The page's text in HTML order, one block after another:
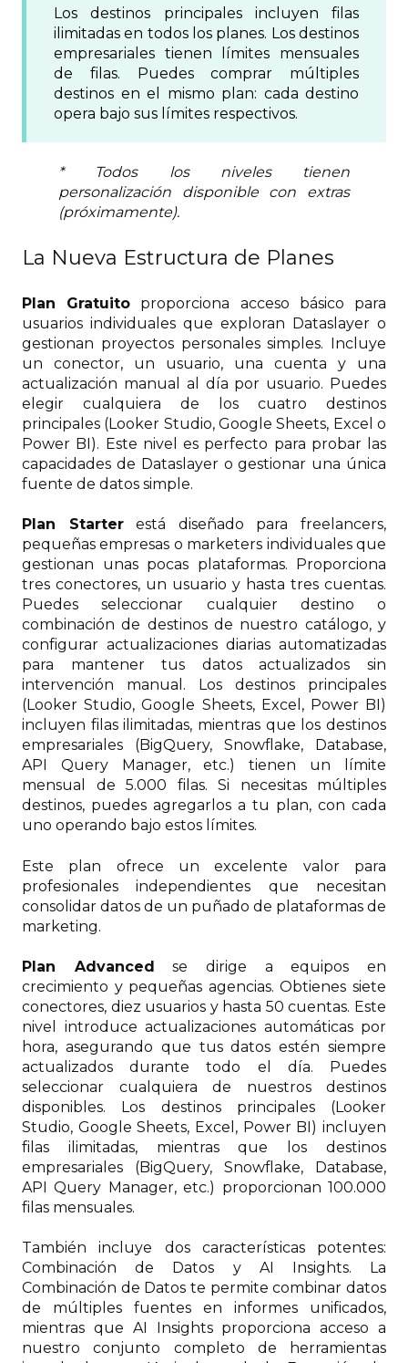
Los destinos principales incluyen filas
ilimitadas en todos los planes. Los destinos
empresariales tienen límites mensuales
de filas. Puedes comprar múltiples
destinos en el mismo plan: cada destino
opera bajo sus límites respectivos.
* Todos los niveles tienen
personalización disponible con extras
(próximamente).
La Nueva Estructura de Planes
Plan Gratuito proporciona acceso básico para
usuarios individuales que exploran Dataslayer o
gestionan proyectos personales simples. Incluye
un conector, un usuario, una cuenta y una
actualización manual al día por usuario. Puedes
elegir cualquiera de los cuatro destinos
principales (Looker Studio, Google Sheets, Excel o
Power BI). Este nivel es perfecto para probar las
capacidades de Dataslayer o gestionar una única
fuente de datos simple.
Plan Starterestá diseñado para freelancers,
pequeñas empresas o marketers individuales que
gestionan unas pocas plataformas. Proporciona
tres conectores, un usuario y hasta tres cuentas.
Puedes seleccionar cualquier destino o
combinación de destinos de nuestro catálogo, y
configurar actualizaciones diarias automatizadas
para mantener tus datos actualizados sin
intervención manual. Los destinos principales
(Looker Studio, Google Sheets, Excel, Power BI)
incluyen filas ilimitadas, mientras que los destinos
empresariales (BigQuery, Snowflake, Database,
API Query Manager, etc.) tienen un límite
mensual de 5.000 filas. Si necesitas múltiples
destinos, puedes agregarlos a tu plan, con cada
uno operando bajo estos límites.
Este plan ofrece un excelente valor para
profesionales independientes que necesitan
consolidar datos de un puñado de plataformas de
marketing.
Plan Advanced se dirige a equipos en
crecimiento y pequeñas agencias. Obtienes siete
conectores, diez usuarios y hasta 50 cuentas. Este
nivel introduce actualizaciones automáticas por
hora, asegurando que tus datos estén siempre
actualizados durante todo el día. Puedes
seleccionar cualquiera de nuestros destinos
disponibles. Los destinos principales (Looker
Studio, Google Sheets, Excel, Power BI) incluyen
filas ilimitadas, mientras que los destinos
empresariales (BigQuery, Snowflake, Database,
API Query Manager, etc.) proporcionan 100.000
filas mensuales.
También incluye dos características potentes:
Combinación de Datos y AI Insights. La
Combinación de Datos te permite combinar datos
de múltiples fuentes en informes unificados,
mientras que AI Insights proporciona acceso a
nuestro conjunto completo de herramientas